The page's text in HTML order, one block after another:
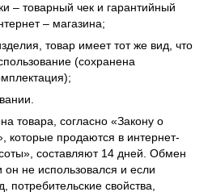
– товарный чек и гарантийный
– магазина;
товар имеет тот же вид, что
(сохранена
товара, согласно «Закону о
которые продаются в интернет-
составляют 14 дней. Обмен
он не использовался и если
потребительские свойства,